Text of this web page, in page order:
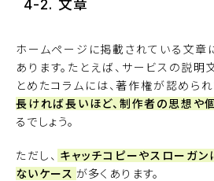
4-2. 文章
ホームページに掲載されている文章
あります。たとえば、サービスの説
とめたコラムには、著作権が認められ
長ければ長いほど、制作者の思想や
るでしょう。
ただし、 キャッチコピーやスローガ
ないケース が多くあります。